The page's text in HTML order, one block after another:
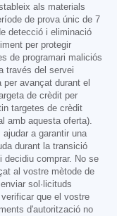
als materials
de prova únic de 7
detecció i eliminació
per protegir
de programari maliciós
través del servei
avançat durant el
de crèdit per
targetes de crèdit
amb aquesta oferta).
a garantir una
durant la transició
decidiu comprar. No se
al vostre mètode de
sol·licituds
que el vostre
d'autorització no